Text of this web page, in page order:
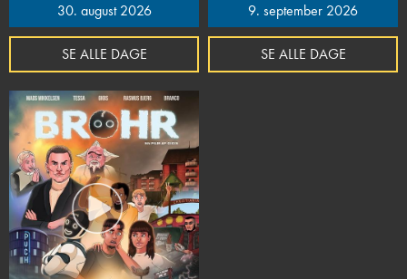
30. august 2026
SE ALLE DAGE
9. september 2026
SE ALLE DAGE